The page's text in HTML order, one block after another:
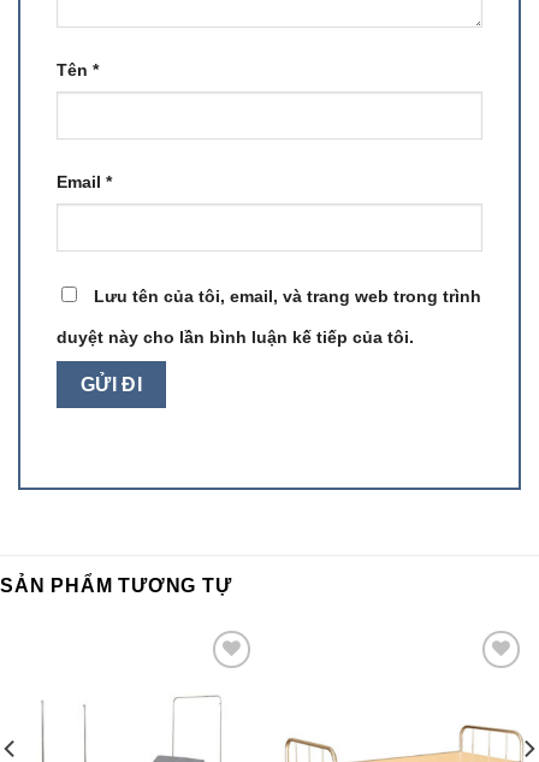
Tên *
Email *
Lưu tên của tôi, email, và trang web trong trình
duyệt này cho lần bình luận kế tiếp của tôi.
SẢN PHẨM TƯƠNG TỰ
Add to
wishlist